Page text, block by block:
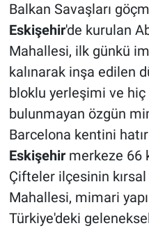
Balkan Savaşları
Eskişehir'de kurulan
Mahallesi, ilk günkü
kalınarak inşa edilen
bloklu yerleşimi ve hiç
bulunmayan özgün
Barcelona kentini
Eskişehirmerkeze 66
Çifteler ilçesinin
Mahallesi, mimari
Türkiye'deki